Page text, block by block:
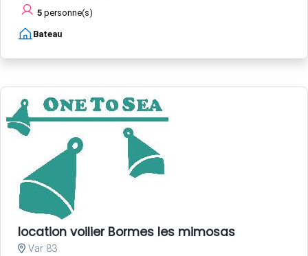
5 personne(s)
Bateau
location voilier Bormes les mimosas
Var 83